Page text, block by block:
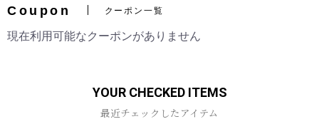
お買い物を続ける
Coupon クーポン一覧
現在利用可能なクーポンがありません
YOUR CHECKED ITEMS
最近チェックしたアイテム